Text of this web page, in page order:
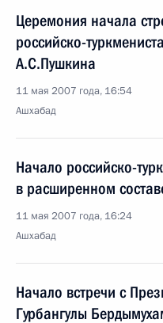
Церемония начала
российско-
А.С.Пушкина
11 мая 2007 года, 16:54
Ашхабад
Начало российско-
в расширенном
11 мая 2007 года, 16:24
Ашхабад
Начало встречи с
Гурбангулы